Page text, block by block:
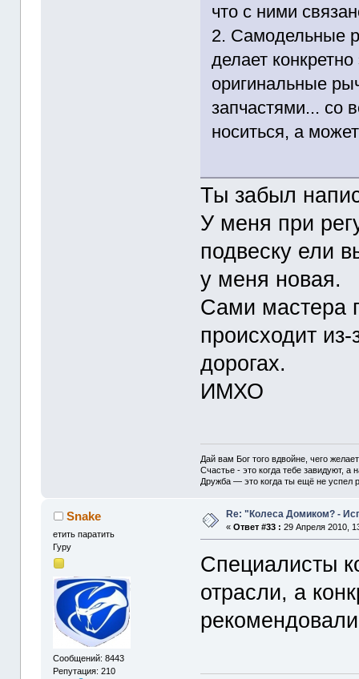
что с ними
2. Самодельные
делает
оригинальные
запчастями... со
носиться, а
Ты забыл
У меня при
подвеску ели
у меня новая.
Сами мастера
происходит
дорогах.
ИМХО
Дай вам Бог того вдвойне, чего
Счастье - это когда тебе завидуют, а
Дружба — это когда ты ещё не успел
Snake
етить паратить
Гуру
Сообщений: 8443
Репутация: 210
Re: "Колеса Домиком? -
«Ответ #33 : 29 Апреля 2010,
Специалисты
отрасли, а